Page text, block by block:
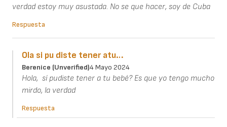
verdad estoy muy asustada. No se que hacer, soy de Cuba
Respuesta
Ola si pu diste tener atu…
Berenice (unverified)4 Mayo 2024
Hola, sí pudiste tener a tu bebé? Es que yo tengo mucho
mirdo, la verdad
Respuesta